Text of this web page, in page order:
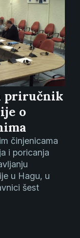
priručnik
o
činjenicama
i poricanja
u Hagu, u
šest